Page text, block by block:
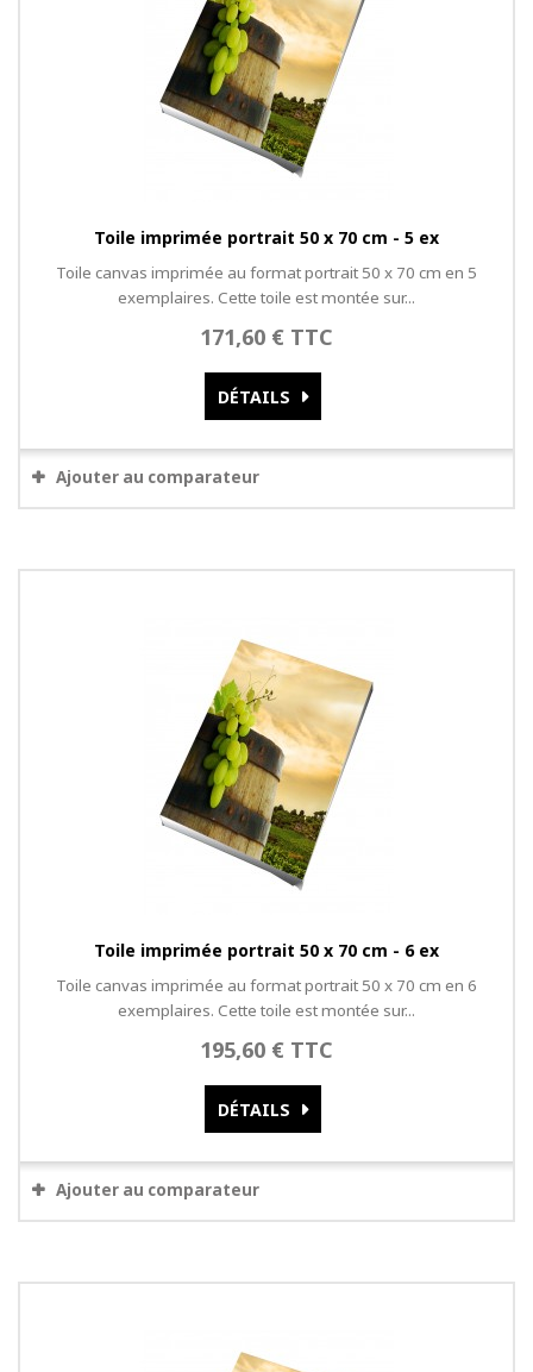
Toile imprimée portrait 50 x 70 cm - 5 ex
Toile canvas imprimée au format portrait 50 x 70 cm en 5
exemplaires. Cette toile est montée sur...
171,60 € TTC
DÉTAILS
Ajouter au comparateur
Toile imprimée portrait 50 x 70 cm - 6 ex
Toile canvas imprimée au format portrait 50 x 70 cm en 6
exemplaires. Cette toile est montée sur...
195,60 € TTC
DÉTAILS
Ajouter au comparateur